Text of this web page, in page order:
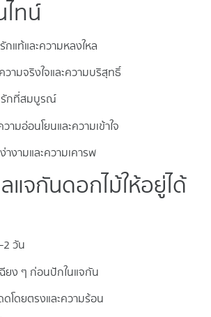
ไทน์
แท้และความหลงใหล
ามจริงใจและความบริสุทธิ์
กที่สมบูรณ์
ามอ่อนโยนและความเข้าใจ
งามและความเคารพ
แจกันดอกไม้ให้อยู่ได้
วัน
ยง ๆ ก่อนปักในแจกัน
ดโดยตรงและความร้อน